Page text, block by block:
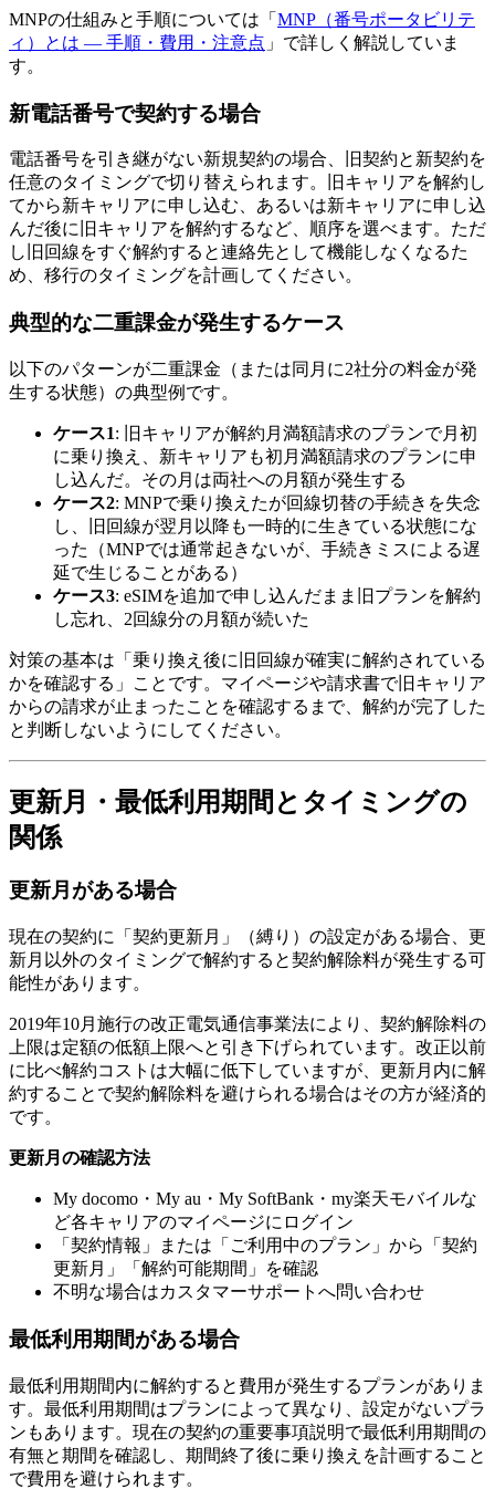
MNPの仕組みと手順については「 MNP（番号ポータビリテ
ィ）とは — 手順・費用・注意点 」で詳しく解説していま
す。
新電話番号で契約する場合
電話番号を引き継がない新規契約の場合、旧契約と新契約を
任意のタイミングで切り替えられます。旧キャリアを解約し
てから新キャリアに申し込む、あるいは新キャリアに申し込
んだ後に旧キャリアを解約するなど、順序を選べます。ただ
し旧回線をすぐ解約すると連絡先として機能しなくなるた
め、移行のタイミングを計画してください。
典型的な二重課金が発生するケース
以下のパターンが二重課金（または同月に2社分の料金が発
生する状態）の典型例です。
ケース1: 旧キャリアが解約月満額請求のプランで月初
に乗り換え、新キャリアも初月満額請求のプランに申
し込んだ。その月は両社への月額が発生する
ケース2: MNPで乗り換えたが回線切替の手続きを失念
し、旧回線が翌月以降も一時的に生きている状態にな
った（MNPでは通常起きないが、手続きミスによる遅
延で生じることがある）
ケース3: eSIMを追加で申し込んだまま旧プランを解約
し忘れ、2回線分の月額が続いた
対策の基本は「乗り換え後に旧回線が確実に解約されている
かを確認する」ことです。マイページや請求書で旧キャリア
からの請求が止まったことを確認するまで、解約が完了した
と判断しないようにしてください。
更新月・最低利用期間とタイミングの
関係
更新月がある場合
現在の契約に「契約更新月」（縛り）の設定がある場合、更
新月以外のタイミングで解約すると契約解除料が発生する可
能性があります。
2019年10月施行の改正電気通信事業法により、契約解除料の
上限は定額の低額上限へと引き下げられています。改正以前
に比べ解約コストは大幅に低下していますが、更新月内に解
約することで契約解除料を避けられる場合はその方が経済的
です。
更新月の確認方法
My docomo・My au・My SoftBank・my楽天モバイルな
ど各キャリアのマイページにログイン
「契約情報」または「ご利用中のプラン」から「契約
更新月」「解約可能期間」を確認
不明な場合はカスタマーサポートへ問い合わせ
最低利用期間がある場合
最低利用期間内に解約すると費用が発生するプランがありま
す。最低利用期間はプランによって異なり、設定がないプラ
ンもあります。現在の契約の重要事項説明で最低利用期間の
有無と期間を確認し、期間終了後に乗り換えを計画すること
で費用を避けられます。